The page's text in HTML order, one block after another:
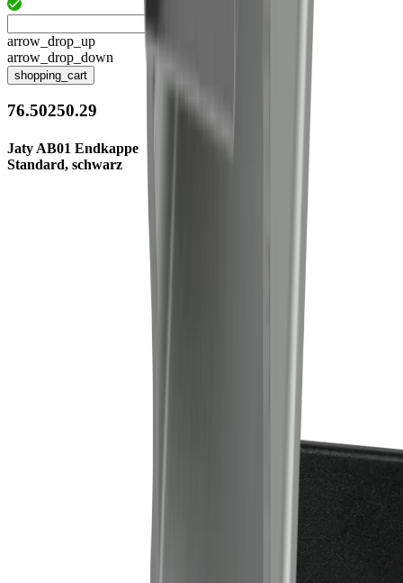
arrow_drop_up
arrow_drop_down
shopping_cart
76.50250.29
Jaty AB01 Endkappe
Standard, schwarz